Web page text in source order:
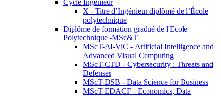
Cycle Ingénieur
X - Titre d’Ingénieur diplômé de l’École
polytechnique
Diplôme de formation gradué de l'Ecole
Polytechnique -MSc&T
MScT-AI-ViC - Artificial Intelligence and
Advanced Visual Computing
MScT-CTD - Cybersecurity : Threats and
Defenses
MScT-DSB - Data Science for Business
MScT-EDACF - Economics, Data